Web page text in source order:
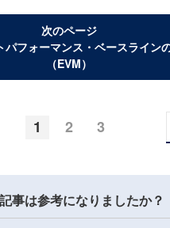
次のページ
パフォーマンス・ベースライン
（EVM）
1 2 3
事は参考になりましたか？